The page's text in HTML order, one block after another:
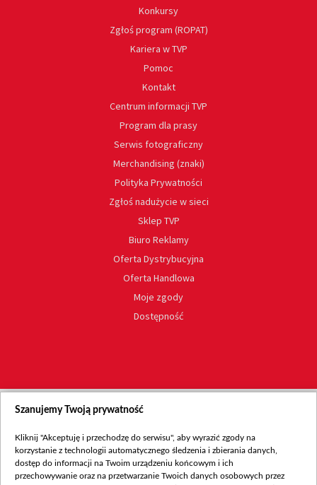
Konkursy
Zgłoś program (ROPAT)
Kariera w TVP
Pomoc
Kontakt
Centrum informacji TVP
Program dla prasy
Serwis fotograficzny
Merchandising (znaki)
Polityka Prywatności
Zgłoś nadużycie w sieci
Sklep TVP
Biuro Reklamy
Oferta Dystrybucyjna
Oferta Handlowa
Moje zgody
Dostępność
Szanujemy Twoją prywatność
Kliknij "Akceptuję i przechodzę do serwisu", aby wyrazić zgody na
korzystanie z technologii automatycznego śledzenia i zbierania danych,
dostęp do informacji na Twoim urządzeniu końcowym i ich
przechowywanie oraz na przetwarzanie Twoich danych osobowych przez